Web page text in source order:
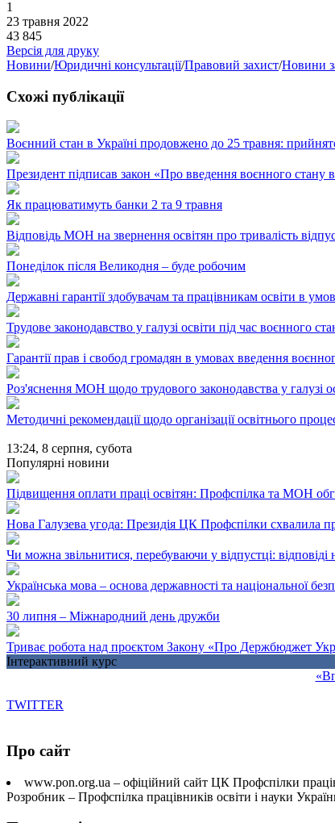
1
23 травня 2022
43 845
Версія для друку
Новини/Юридичні консультації/Правовий захист/Новини
Схожі публікації
Воєнний стан в Україні продовжено до 25 травня:
Президент підписав закон «Про введення воєнного стану в
Як працюватимуть банки 2 та 9 травня
Відповідь МОН на звернення освітян про тривалість
Понеділок після Великодня – буде робочим
Державні гарантії здобувачам та працівникам освіти в
Трудове законодавство у галузі освіти під час воєнного
Гарантії прав і свобод громадян в умовах введення
Роз'яснення МОН щодо трудового законодавства у галузі
Методичні рекомендації щодо організації освітнього
13:24, 8 серпня, субота
Популярні новини
Підвищення оплати праці освітян: Профспілка та МОН
Нова Галузева угода: Президія ЦК Профспілки схвалила
Чи можна звільнитися, перебуваючи у відпустці:
Українська мова – основа державності та національної
30 липня – Міжнародний день дружби
Триває робота над проєктом Закону «Про Держбюджет
Інтерактивний курс
TWITTER
Про сайт
www.pon.org.ua – офіційний сайт ЦК Профспілки
Розробник – Профспілка працівників освіти і науки